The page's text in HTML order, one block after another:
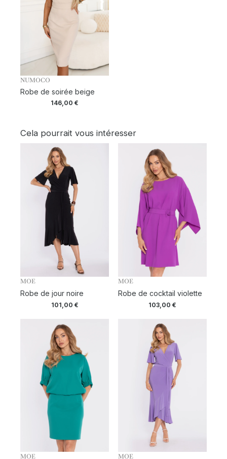
NUMOCO
Robe de soirée beige
146,00€
Cela pourrait vous intéresser
MOE
Robe de jour noire
101,00 €
MOE
Robe de cocktail violette
103,00 €
MOE MOE